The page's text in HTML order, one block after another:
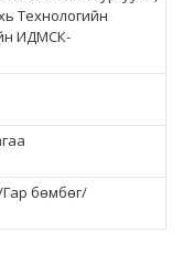
Технологийн
ИДМСК-
бөмбөг/